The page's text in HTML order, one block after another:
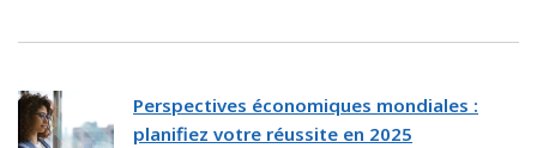
Perspectives économiques mondiales :
planifiez votre réussite en 2025